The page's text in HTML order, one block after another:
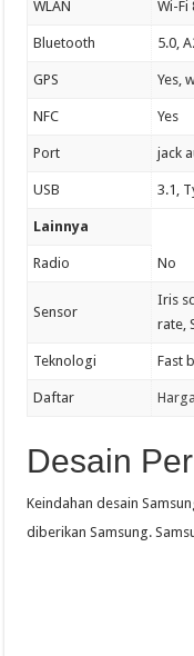
WLAN Wi-Fi
Bluetooth 5.0,
GPS Yes,
NFC Yes
Port jack
USB 3.1,
Lainnya
Radio No
Sensor
Iris
rate,
Teknologi Fast
Daftar
Desain
Keindahan desain
diberikan Samsung.